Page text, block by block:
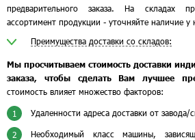
предварительного заказа. На складах
ассортимент продукции - уточняйте наличие
Преимущества доставки со складов:
Мы просчитываем стоимость доставки
заказа, чтобы сделать Вам лучшее
стоимость влияет множество факторов:
1 Удаленности адреса доставки от завода/
2
Необходимый класс машины,